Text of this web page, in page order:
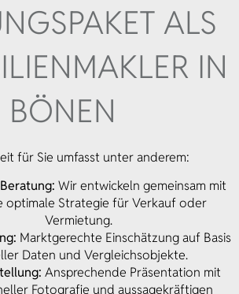
ALS
IN
BÖNEN
für Sie umfasst unter anderem:
Wir entwickeln gemeinsam mit
optimale Strategie für Verkauf oder
Vermietung.
Marktgerechte Einschätzung auf Basis
Daten und Vergleichsobjekte.
Ansprechende Präsentation mit
Fotografie und aussagekräftigen